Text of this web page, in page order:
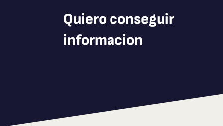
Quiero conseguir
informacion